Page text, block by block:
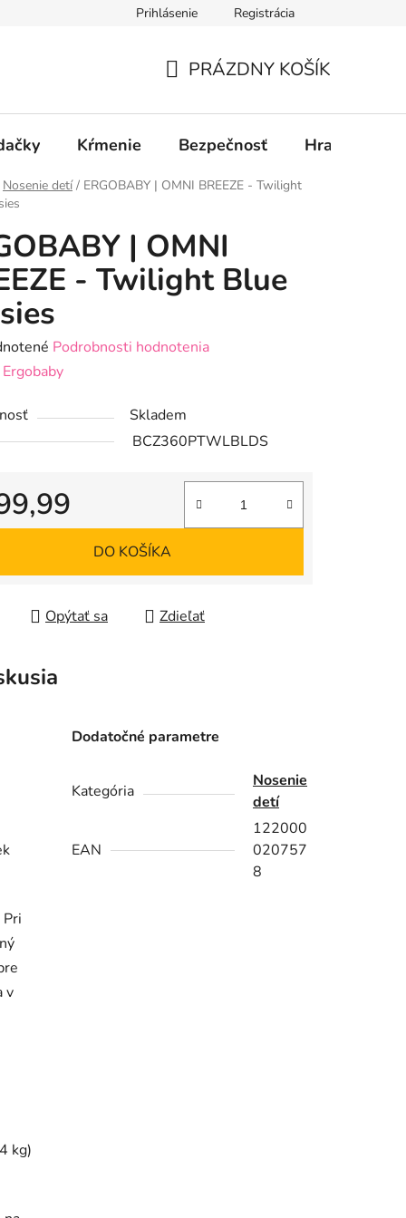
Prihlásenie Registrácia
KOŠÍK
PRÁZDNY KOŠÍK
Kŕmenie Bezpečnosť Hračky
Nosenie detí / ERGOBABY | OMNI BREEZE - Twilight
| OMNI
- Twilight Blue
Podrobnosti hodnotenia
Ergobaby
Skladem
BCZ360PTWLBLDS
cena:
DO KOŠÍKA
Opýtať sa Zdieľať
v
kg)
Dodatočné parametre
Kategória
Nosenie
detí
EAN
122000
020757
8